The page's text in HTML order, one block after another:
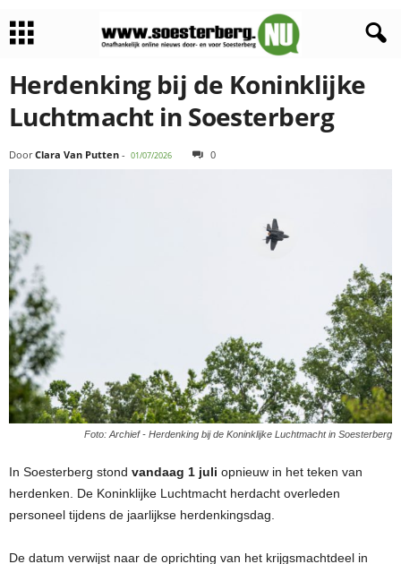
Herdenking bij de Koninklijke
Luchtmacht in Soesterberg
Door Clara Van Putten - 01/07/2026 0
Foto: Archief - Herdenking bij de Koninklijke Luchtmacht in Soesterberg
In Soesterberg stond vandaag 1 juli opnieuw in het teken van
herdenken. De Koninklijke Luchtmacht herdacht overleden
personeel tijdens de jaarlijkse herdenkingsdag.
De datum verwijst naar de oprichting van het krijgsmachtdeel in